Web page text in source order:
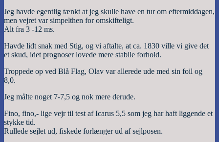
Jeg havde egentlig tænkt at jeg skulle have en tur om eftermiddagen,
men vejret var simpelthen for omskifteligt.
Alt fra 3 -12 ms.
Havde lidt snak med Stig, og vi aftalte, at ca. 1830 ville vi give det
et skud, idet prognoser lovede mere stabile forhold.
Troppede op ved Blå Flag, Olav var allerede ude med sin foil og
8,0.
Jeg målte noget 7-7,5 og nok mere derude.
Fino, fino,- lige vejr til test af Icarus 5,5 som jeg har haft liggende et
stykke tid.
Rullede sejlet ud, fiskede forlænger ud af sejlposen.